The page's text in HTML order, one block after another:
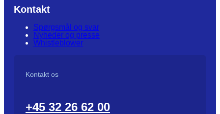
Kontakt
Spørgsmål og svar
Nyheder og presse
Whistleblower
Kontakt os
+45 32 26 62 00